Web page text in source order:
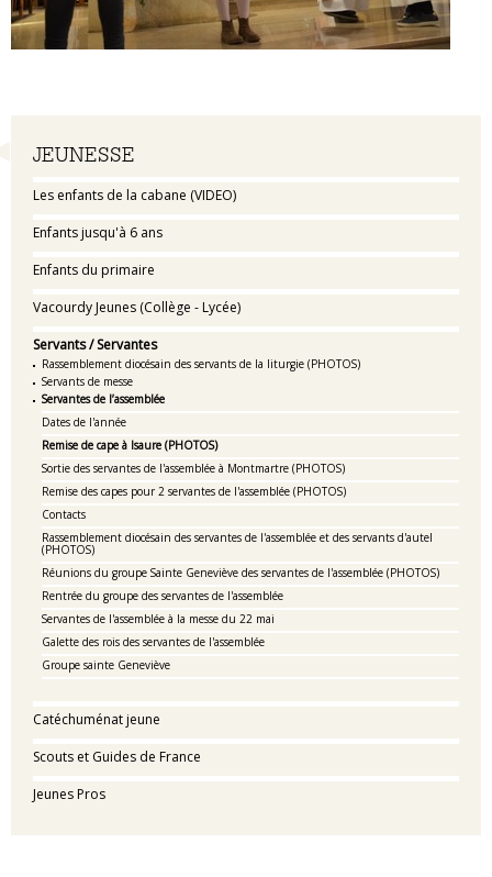
Navigation
JEUNESSE
Les enfants de la cabane (VIDEO)
Enfants jusqu'à 6 ans
Enfants du primaire
Vacourdy Jeunes (Collège - Lycée)
Servants / Servantes
Rassemblement diocésain des servants de la liturgie (PHOTOS)
Servants de messe
Servantes de l’assemblée
Dates de l'année
Remise de cape à Isaure (PHOTOS)
Sortie des servantes de l'assemblée à Montmartre (PHOTOS)
Remise des capes pour 2 servantes de l'assemblée (PHOTOS)
Contacts
Rassemblement diocésain des servantes de l'assemblée et des servants d'autel
(PHOTOS)
Réunions du groupe Sainte Geneviève des servantes de l'assemblée (PHOTOS)
Rentrée du groupe des servantes de l'assemblée
Servantes de l'assemblée à la messe du 22 mai
Galette des rois des servantes de l'assemblée
Groupe sainte Geneviève
Catéchuménat jeune
Scouts et Guides de France
Jeunes Pros